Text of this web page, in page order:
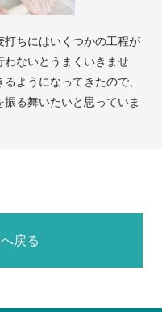
ちにはいくつかの工程が
ないとうまくいきませ
ようになってきたので、
る舞いたいと思っていま
戻る